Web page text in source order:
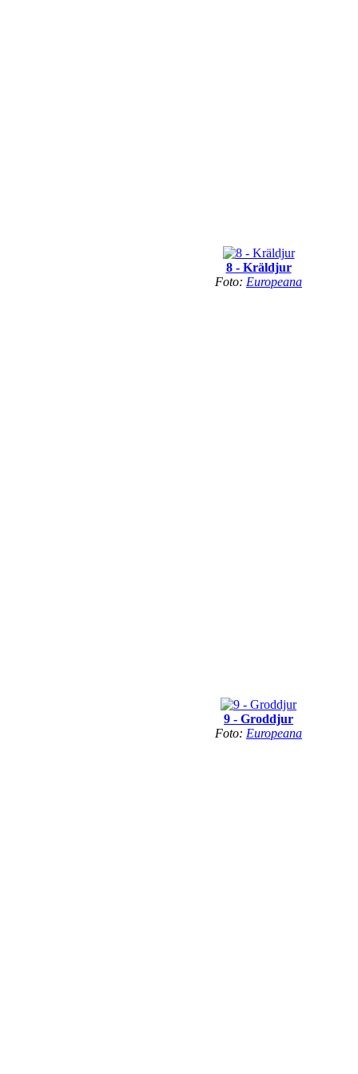
8 - Kräldjur
Foto: Europeana
9 - Groddjur
Foto: Europeana